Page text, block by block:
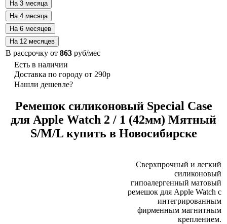
В рассрочку от 863 руб/мес
Есть в наличии
Доставка по городу от 290р
Нашли дешевле?
Ремешок силиконовый Special Case
для Apple Watch 2 / 1 (42мм) Мятный
S/M/L купить в Новосибирске
Сверхпрочный и легкий
силиконовый
гипоалергенный матовый
ремешок для Apple Watch с
интегрированным
фирменным магнитным
креплением.